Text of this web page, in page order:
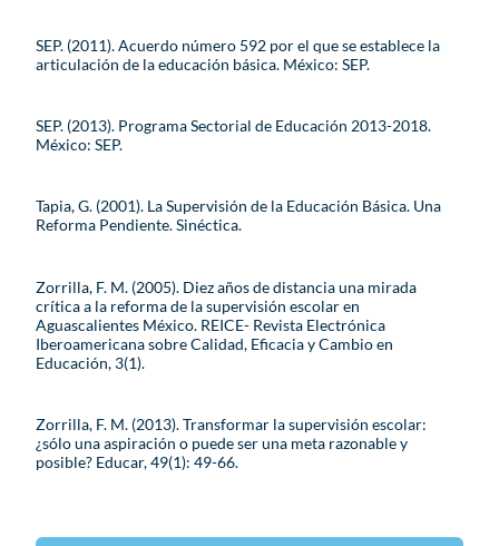
SEP. (2011). Acuerdo número 592 por el que se establece la
articulación de la educación básica. México: SEP.
SEP. (2013). Programa Sectorial de Educación 2013-2018.
México: SEP.
Tapia, G. (2001). La Supervisión de la Educación Básica. Una
Reforma Pendiente. Sinéctica.
Zorrilla, F. M. (2005). Diez años de distancia una mirada
crítica a la reforma de la supervisión escolar en
Aguascalientes México. REICE- Revista Electrónica
Iberoamericana sobre Calidad, Eficacia y Cambio en
Educación, 3(1).
Zorrilla, F. M. (2013). Transformar la supervisión escolar:
¿sólo una aspiración o puede ser una meta razonable y
posible? Educar, 49(1): 49-66.